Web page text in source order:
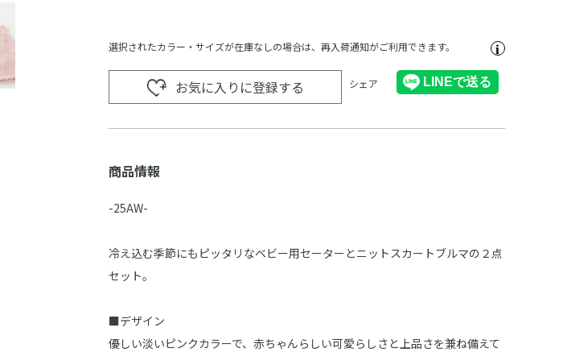
選択されたカラー・サイズが在庫なしの場合は、再入荷通知がご利用できます。
お気に入りに登録する シェア
商品情報
-25AW-
冷え込む季節にもピッタリなベビー用セーターとニットスカートブルマの２点
セット。
■デザイン
優しい淡いピンクカラーで、赤ちゃんらしい可愛らしさと上品さを兼ね備えて